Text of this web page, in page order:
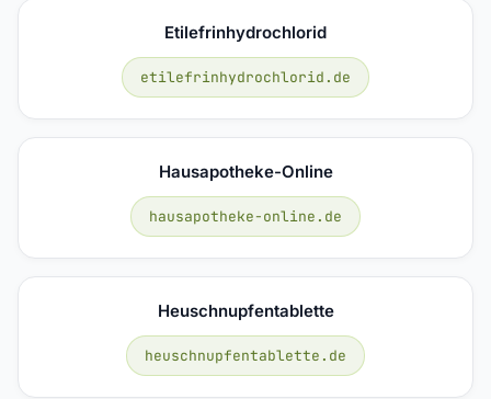
Etilefrinhydrochlorid
etilefrinhydrochlorid.de
Hausapotheke-Online
hausapotheke-online.de
Heuschnupfentablette
heuschnupfentablette.de